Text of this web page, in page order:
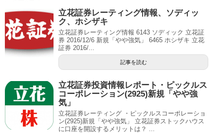
立花証券レーティング情報、ソディッ
ク、ホシザキ
立花証券レーティング情報 6143 ソディック 立花証
券 2016/12/6 新規「やや強気」 6465 ホシザキ 立花
証券 2016/...
記事を読む
立花証券投資情報レポート・ピックルス
コーポレーション(2925)新規「やや強
気」
立花証券レーティング ・ピックルスコーポレーショ
ン(2925)新規「やや強気」 立花証券ストックハウス
に口座を開設するメリットは？ ...